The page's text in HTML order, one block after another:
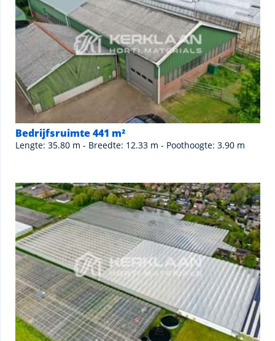
Bedrijfsruimte 441 m²
Lengte: 35.80 m - Breedte: 12.33 m - Poothoogte: 3.90 m